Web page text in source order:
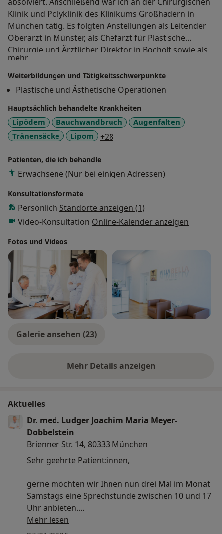
absolviert. Anschließend war ich an der Chirurgischen
Klinik und Polyklinik des Klinikums Großhadern in
München tätig. Es folgten Anstellungen als Leitender
Oberarzt in Münster, als Chefarzt für Plastische
Chirurgie und Ärztlicher Direktor in Bocholt sowie als
Leitender Chefarzt in München-Grünwald. 2007 habe
ich meine eigene Praxisklinik in München gegründet,
deren ärztlicher Leiter ich seither bin. Neben meiner
Tätigkeit in der Villa Bella bin ich auch in der Forschung
tätig und habe zahlreiche experimentelle und klinische
Studien sowie Fachbeiträge veröffentlich. Ich bin
Mitglied in den relevanten Fachgesellschaften, halte
regelmäßig Vorträge auf nationalen und
internationalen Konferenzen und wurde im Jahr 2000
mit dem Forschungsförderpreis der Walter-Schulz-
Stiftung an der Ludwig-Maximilians-Universität
ausgezeichnet.
mehrÜber mich
Weiterbildungen und Tätigkeitsschwerpunkte
Plastische und Ästhetische Operationen
Hauptsächlich behandelte Krankheiten
Lipödem Bauchwandbruch
Augenfalten
Tränensäcke
Lipom +28a11y_sr_more_diseases
Patienten, die ich behandle
Erwachsene (Nur bei einigen Adressen)
Konsultationsformate
Persönlich Standorte anzeigen (1)
Video-Konsultation Online-Kalender anzeigen
Fotos und Videos
Galerie ansehen (23)
Mehr Details anzeigen
über Erfahrungen
Aktuelles
Dr. med. Ludger Joachim Maria Meyer-
Dobbelstein
Brienner Str. 14, 80333 München
Sehr geehrte Patient:innen,
gerne möchten wir Ihnen nun drei Mal im Monat
Samstags eine Sprechstunde zwischen 10 und 17
Uhr anbieten.
Kontaktieren Sie uns hierzu sehr gerne in unserer
Mehr lesen